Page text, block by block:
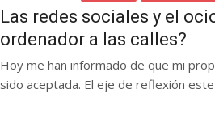
Las redes sociales y el
ordenador a las calles?
Hoy me han informado de que mi
sido aceptada. El eje de reflexión este